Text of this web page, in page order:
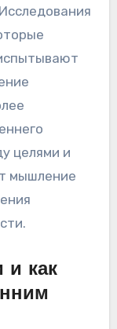
целями и
мышление
и как